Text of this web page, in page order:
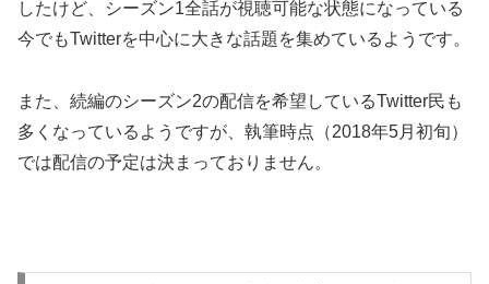
したけど、シーズン1全話が視聴可能な状態になっている
今でもTwitterを中心に大きな話題を集めているようです。
また、続編のシーズン2の配信を希望しているTwitter民も
多くなっているようですが、執筆時点（2018年5月初旬）
では配信の予定は決まっておりません。